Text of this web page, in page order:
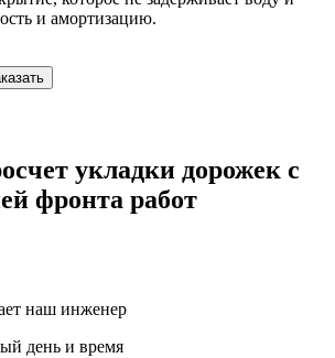
и амортизацию.
укладки дорожек с
фронта работ
наш инженер
день и время